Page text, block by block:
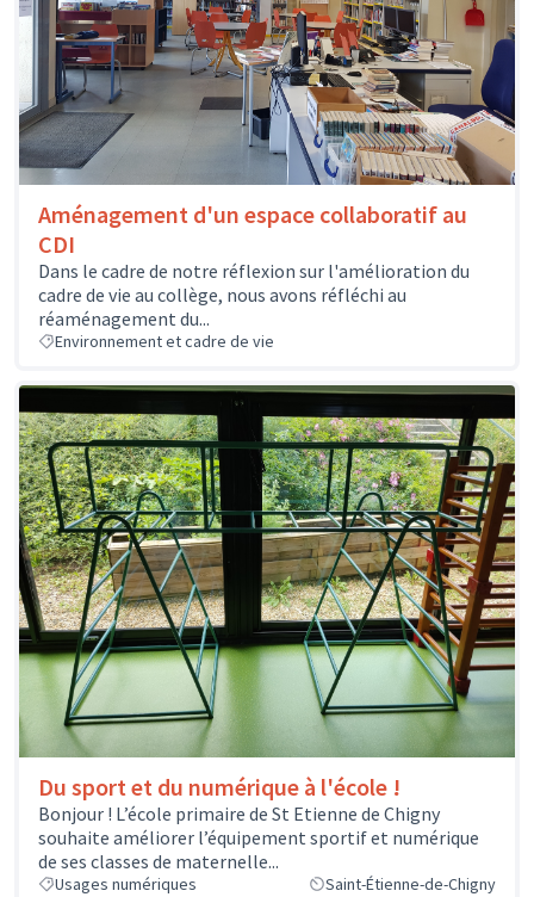
Aménagement d'un espace collaboratif au
CDI
Dans le cadre de notre réflexion sur l'amélioration du
cadre de vie au collège, nous avons réfléchi au
réaménagement du...
Environnement et cadre de vie
Du sport et du numérique à l'école !
Bonjour ! L’école primaire de St Etienne de Chigny
souhaite améliorer l’équipement sportif et numérique
de ses classes de maternelle...
Usages numériques Saint-Étienne-de-Chigny